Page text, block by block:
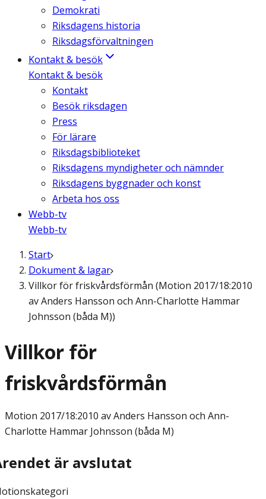
Demokrati
Riksdagens historia
Riksdagsförvaltningen
Kontakt & besök
Kontakt & besök
Kontakt
Besök riksdagen
Press
För lärare
Riksdagsbiblioteket
Riksdagens myndigheter och nämnder
Riksdagens byggnader och konst
Arbeta hos oss
Webb-tv
Webb-tv
Start
Dokument & lagar
Villkor för friskvårdsförmån (Motion 2017/18:2010
av Anders Hansson och Ann-Charlotte Hammar
Johnsson (båda M))
Villkor för
friskvårdsförmån
Motion 2017/18:2010 av Anders Hansson och Ann-
Charlotte Hammar Johnsson (båda M)
är avslutat